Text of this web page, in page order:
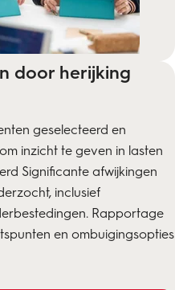
door herijking
geselecteerd en
inzicht te geven in lasten
Significante afwijkingen
inclusief
Rapportage
en ombuigingsopties